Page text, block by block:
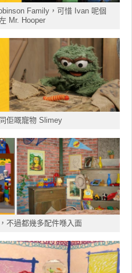
Family，可惜 Ivan 呢個
Mr. Hooper
佢嘅寵物 Slimey
不過都幾多配件喺入面